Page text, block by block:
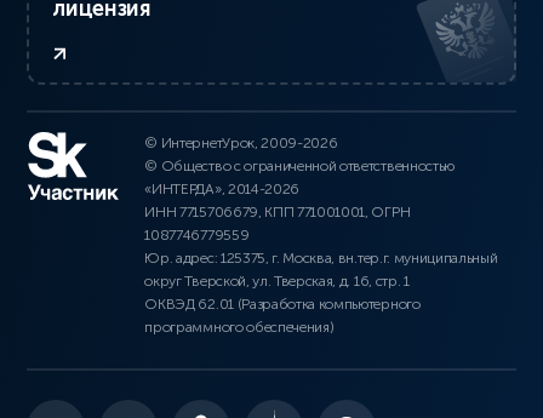
лицензия
© ИнтернетУрок, 2009-2026
© Общество с ограниченной ответственностью
«ИНТЕРДА», 2014-2026
ИНН 7715706679, КПП 771001001, ОГРН
1087746779559
Юр. адрес: 125375, г. Москва, вн.тер.г. муниципальный
округ Тверской, ул. Тверская, д. 16, стр. 1
ОКВЭД 62.01 (Разработка компьютерного
программного обеспечения)